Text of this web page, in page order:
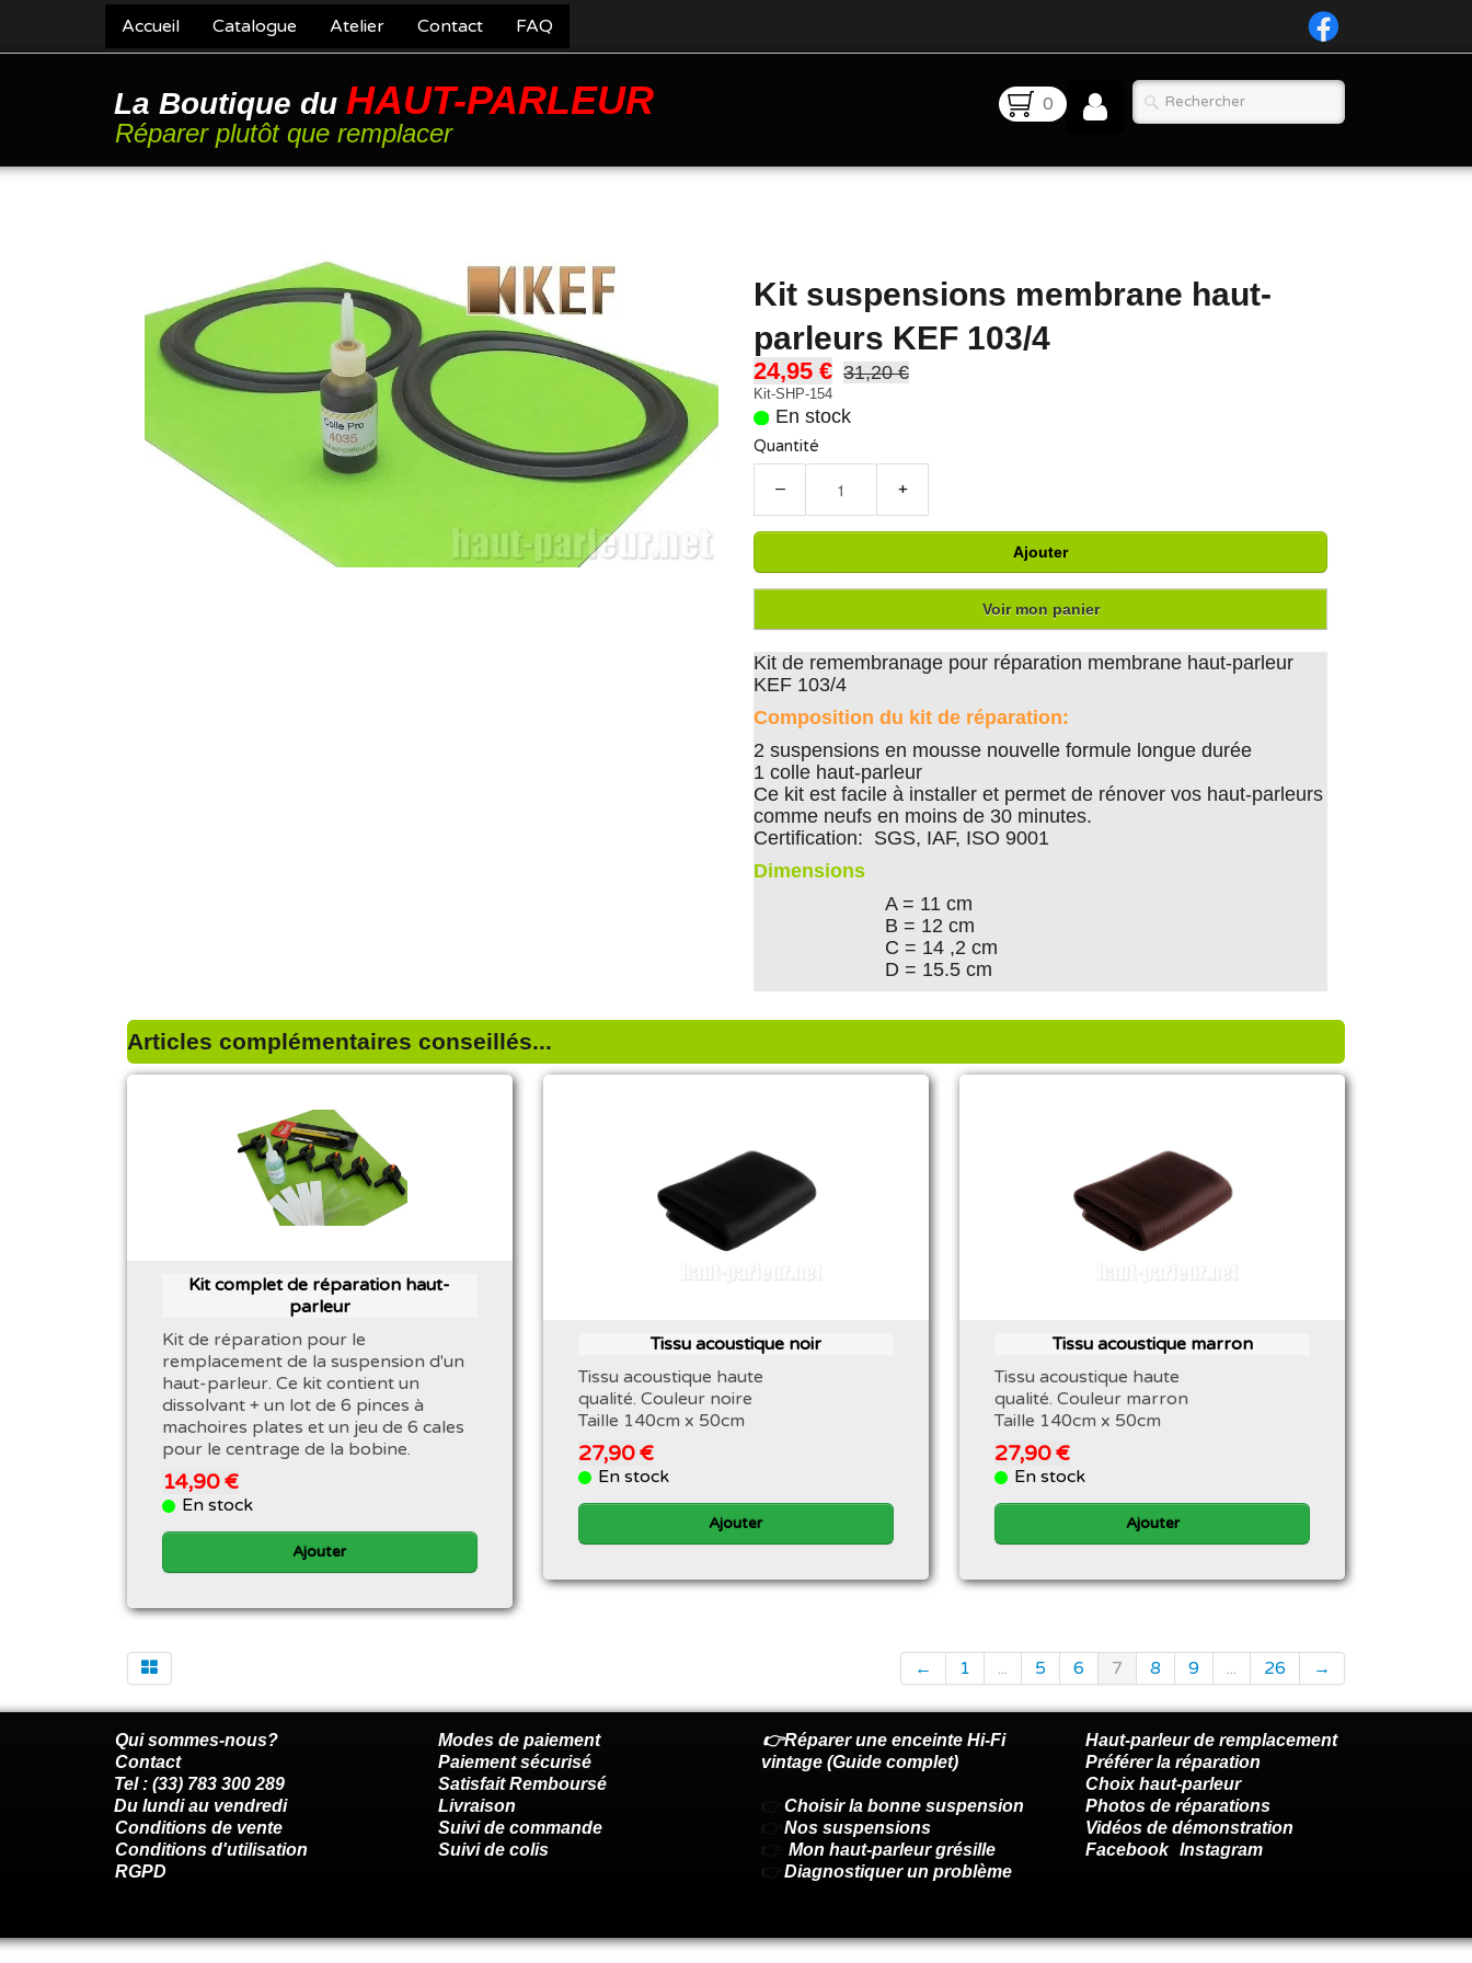
Accueil Catalogue Atelier Contact FAQ
La Boutique du HAUT-PARLEUR
Réparer plutôt que remplacer
0
Kit suspensions membrane haut-
parleurs KEF 103/4
24,95 € 31,20 €
Kit-SHP-154
En stock
Quantité
− +
Ajouter
Voir mon panier
Kit de remembranage pour réparation membrane haut-parleur
KEF 103/4
Composition du kit de réparation:
2 suspensions en mousse nouvelle formule longue durée
1 colle haut-parleur
Ce kit est facile à installer et permet de rénover vos haut-parleurs
comme neufs en moins de 30 minutes.
Certification: SGS, IAF, ISO 9001
Dimensions
A = 11 cm
B = 12 cm
C = 14 ,2 cm
D = 15.5 cm
Articles complémentaires conseillés...
Kit complet de réparation haut-
parleur
Kit de réparation pour le
remplacement de la suspension d'un
haut-parleur. Ce kit contient un
dissolvant + un lot de 6 pinces à
machoires plates et un jeu de 6 cales
pour le centrage de la bobine.
14,90 €
En stock
Ajouter
Tissu acoustique noir
Tissu acoustique haute
qualité. Couleur noire
Taille 140cm x 50cm
27,90 €
En stock
Ajouter
Tissu acoustique marron
Tissu acoustique haute
qualité. Couleur marron
Taille 140cm x 50cm
27,90 €
En stock
Ajouter
← 1 ... 5 6 7 8 9 ... 26 →
Qui sommes-nous?
Contact
Tel : (33) 783 300 289
Du lundi au vendredi
Conditions de vente
Conditions d'utilisation
RGPD
Modes de paiement
Paiement sécurisé
Satisfait Remboursé
Livraison
Suivi de commande
Suivi de colis
👉Réparer une enceinte Hi-Fi
vintage (Guide complet)
👉 Choisir la bonne suspension
👉 Nos suspensions
👉 Mon haut-parleur grésille
👉 Diagnostiquer un problème
Haut-parleur de remplacement
Préférer la réparation
Choix haut-parleur
Photos de réparations
Vidéos de démonstration
Facebook Instagram